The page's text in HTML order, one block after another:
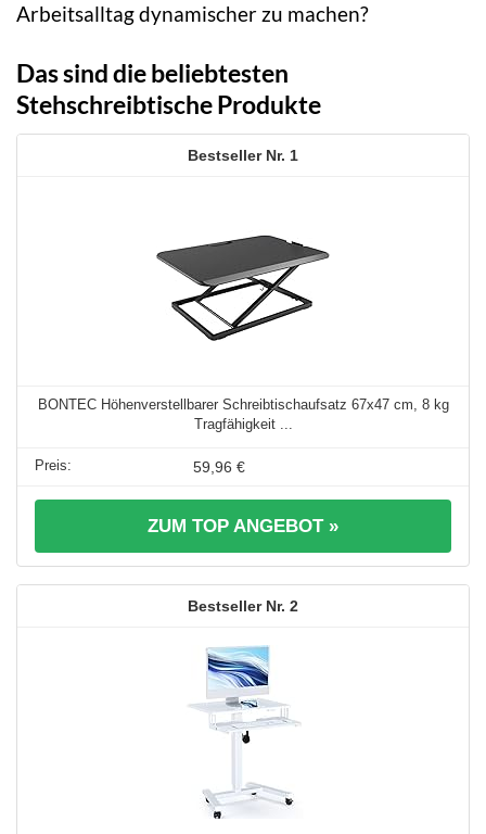
Arbeitsalltag dynamischer zu machen?
Das sind die beliebtesten
Stehschreibtische Produkte
1
BONTEC Höhenverstellbarer Schreibtischaufsatz 67x47 cm, 8 kg
Tragfähigkeit ...
59,96 €
ZUM TOP ANGEBOT »
2